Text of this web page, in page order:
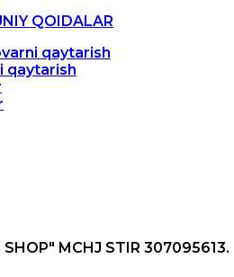
QOIDALAR
qaytarish
qaytarish
MCHJ STIR 307095613.